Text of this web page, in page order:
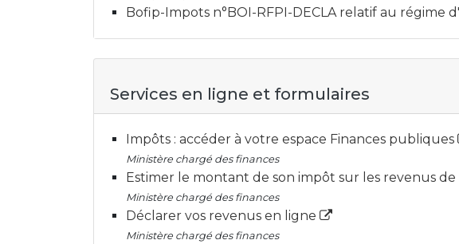
Bofip-Impots n°BOI-RFPI-DECLA relatif au régime
Services en ligne et formulaires
Impôts : accéder à votre espace Finances publiques
Ministère chargé des finances
Estimer le montant de son impôt sur les revenus
Ministère chargé des finances
Déclarer vos revenus en ligne
Ministère chargé des finances